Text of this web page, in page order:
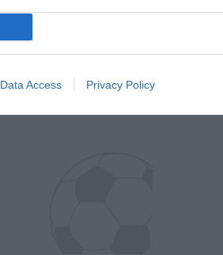
Data Access Privacy Policy